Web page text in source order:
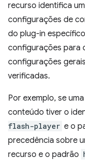
recurso identifica
configurações de
do plug-in
configurações para
configurações
verificadas.
Por exemplo, se
conteúdo tiver o
flash-player e o
precedência sobre
recurso e o padrão